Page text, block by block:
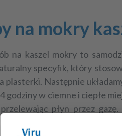
na mokry
na kaszel mokry to
specyfik, który
plasterki. Następnie
godziny w ciemne i ciepłe
płyn przez
z cebuli? Warto pić go